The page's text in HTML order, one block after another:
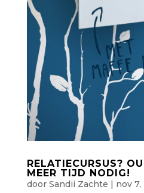
RELATIECURSUS?
MEER TIJD NODIG!
door Sandii Zachte | nov 7,